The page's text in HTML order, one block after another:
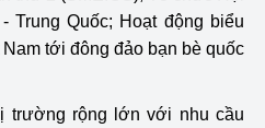
Quốc; Hoạt động biểu
tới đông đảo bạn bè quốc
trường rộng lớn với nhu cầu